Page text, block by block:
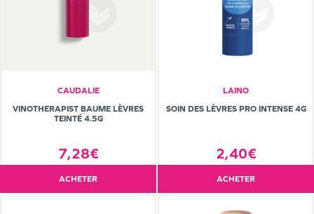
CAUDALIE
VINOTHERAPIST BAUME LÈVRES
TEINTÉ 4.5G
7,28€
ACHETER
LAINO
SOIN DES LÈVRES PRO INTENSE 4G
2,40€
ACHETER